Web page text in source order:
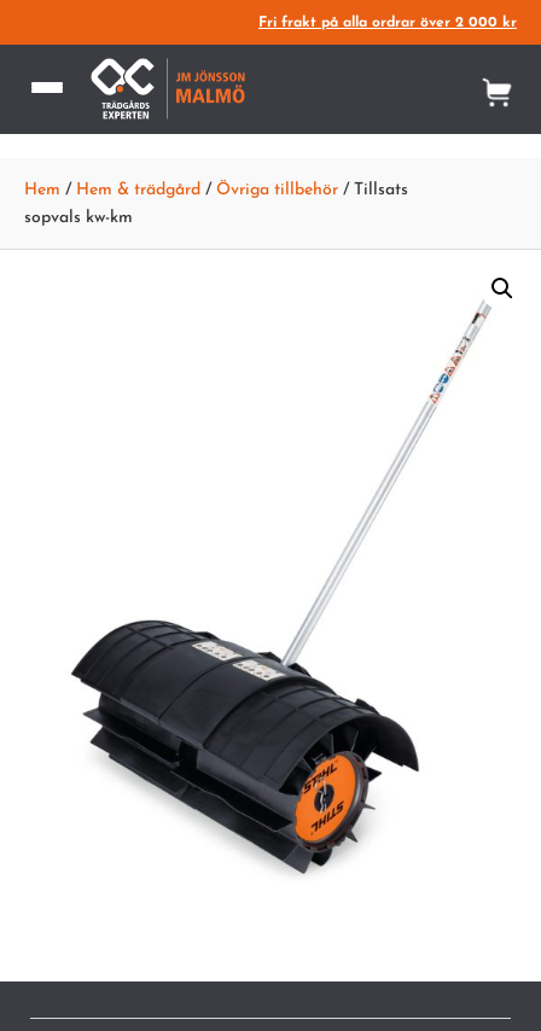
Fri frakt på alla ordrar över 2 000 kr
Hem / Hem & trädgård / Övriga tillbehör / Tillsats
sopvals kw-km